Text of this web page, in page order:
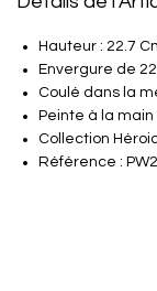
Hauteur : 22.7
Envergure de
Coulé dans la
Peinte à la
Collection
Référence :